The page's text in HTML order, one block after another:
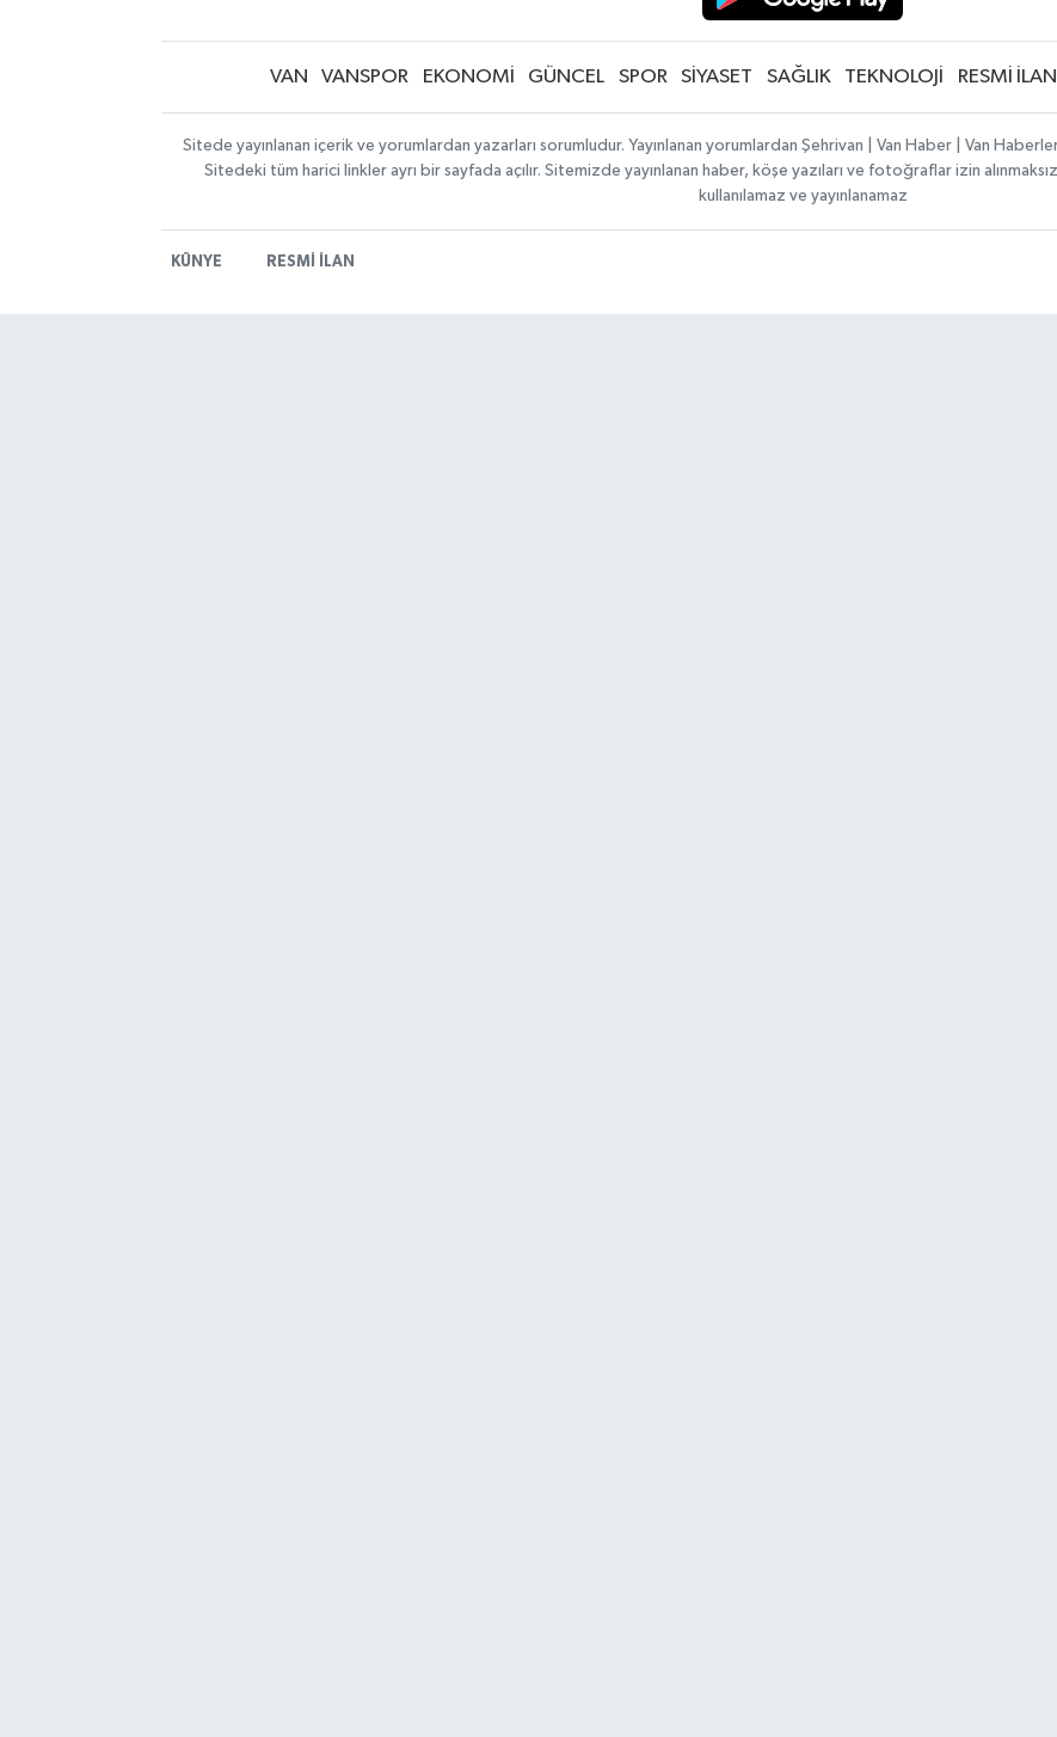
VAN VANSPOR EKONOMİ GÜNCEL SPOR SİYASET SAĞLIK TEKNOLOJİ RESMİ İLAN
Sitede yayınlanan içerik ve yorumlardan yazarları sorumludur. Yayınlanan yorumlardan Şehrivan | Van Haber | Van
Sitedeki tüm harici linkler ayrı bir sayfada açılır. Sitemizde yayınlanan haber, köşe yazıları ve fotoğraflar izin
kullanılamaz ve yayınlanamaz
KÜNYE RESMİ İLAN